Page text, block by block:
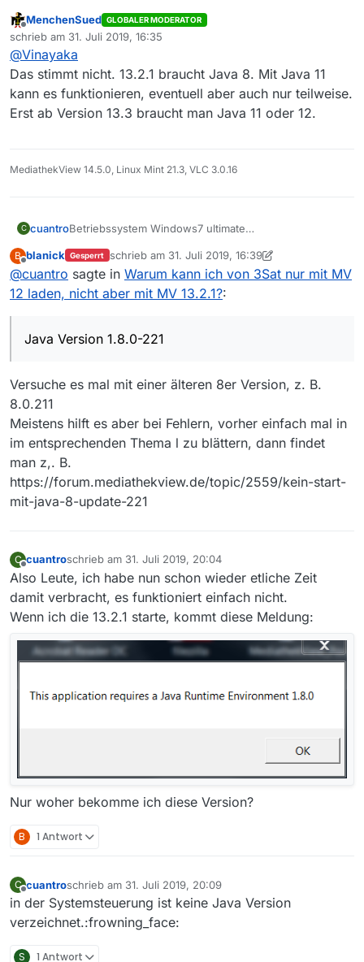
Offline
MenchenSued GLOBALER MODERATOR
schrieb am 31. Juli 2019, 16:35
zuletzt editiert von
@Vinayaka
Das stimmt nicht. 13.2.1 braucht Java 8. Mit Java 11
kann es funktionieren, eventuell aber auch nur teilweise.
Erst ab Version 13.3 braucht man Java 11 oder 12.
MediathekView 14.5.0, Linux Mint 21.3, VLC 3.0.16
C cuantro
Betriebssystem Windows7 ultimate
Java Version 1.8.0-221
Noch was>?
B
Offline
blanick Gesperrt schrieb am 31. Juli 2019, 16:39
zuletzt editiert von blanick8. Feb. 2019, 16:22
@cuantro sagte in Warum kann ich von 3Sat nur mit MV
12 laden, nicht aber mit MV 13.2.1?:
Java Version 1.8.0-221
Versuche es mal mit einer älteren 8er Version, z. B.
8.0.211
Meistens hilft es aber bei Fehlern, vorher einfach mal in
im entsprechenden Thema l zu blättern, dann findet
man z,. B.
https://forum.mediathekview.de/topic/2559/kein-start-
mit-java-8-update-221
C
Offline
cuantroschrieb am 31. Juli 2019, 20:04
zuletzt editiert von
Also Leute, ich habe nun schon wieder etliche Zeit
damit verbracht, es funktioniert einfach nicht.
Wenn ich die 13.2.1 starte, kommt diese Meldung:
Nur woher bekomme ich diese Version?
B 1 Antwort
C
Offline
cuantroschrieb am 31. Juli 2019, 20:09
zuletzt editiert von
in der Systemsteuerung ist keine Java Version
verzeichnet.:frowning_face:
S 1 Antwort